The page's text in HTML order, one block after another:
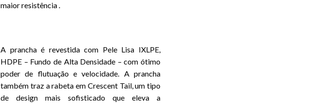
maior resistência .
A prancha é revestida com Pele Lisa IXLPE,
HDPE – Fundo de Alta Densidade – com ótimo
poder de flutuação e velocidade. A prancha
também traz a rabeta em Crescent Tail, um tipo
de design mais sofisticado que eleva a